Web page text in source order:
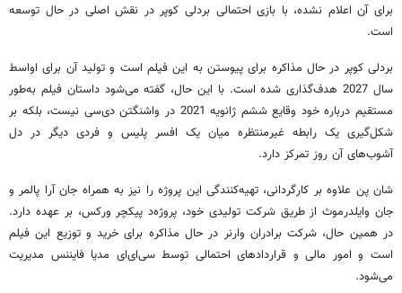
برای آن اعلام نشده، با بازی احتمالی بردلی کوپر در نقش اصلی در حال توسعه
است.
بردلی کوپر در حال مذاکره برای پیوستن به این فیلم است و تولید آن برای اواسط
سال 2027 هدف‌گذاری شده است. با این حال، گفته می‌شود داستان فیلم به‌طور
مستقیم درباره خود وقایع ششم ژانویه 2021 در واشنگتن دی‌سی نیست، بلکه بر
شکل‌گیری یک رابطه غیرمنتظره میان یک افسر پلیس و فردی دیگر در دل
آشوب‌های آن روز تمرکز دارد.
شان پن علاوه بر کارگردانی، تهیه‌کنندگی این پروژه را نیز به همراه جان آرا پالمر و
جان وایلدرموث از طریق شرکت تولیدی خود، پروژه‌د پیکچر ورکس، بر عهده دارد.
در همین حال، شرکت برادران وارنر در حال مذاکره برای خرید و توزیع این فیلم
است و امور مالی و قراردادهای احتمالی توسط سی‌ای‌ای مدیا فایننس مدیریت
می‌شود.